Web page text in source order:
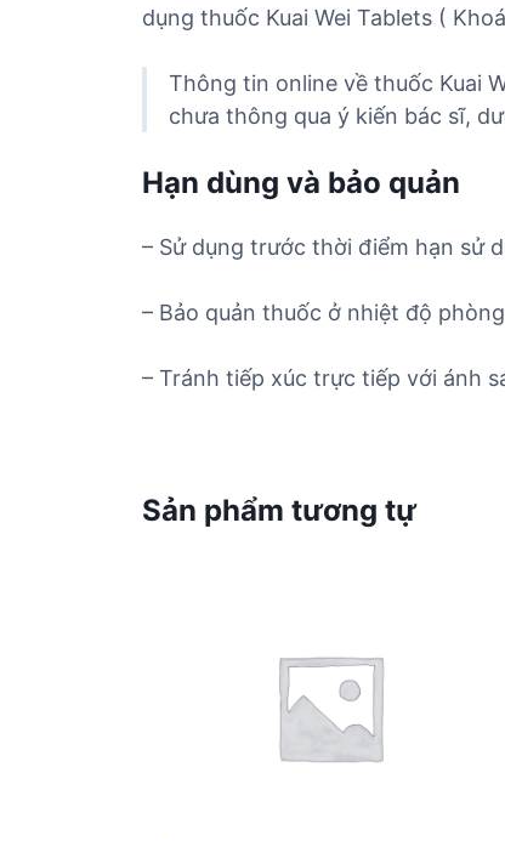
dụng thuốc Kuai Wei Tablets (
Thông tin online về thuốc Kuai
chưa thông qua ý kiến bác sĩ,
Hạn dùng và bảo quản
– Sử dụng trước thời điểm hạn sử
– Bảo quản thuốc ở nhiệt độ
– Tránh tiếp xúc trực tiếp với ánh
Sản phẩm tương tự